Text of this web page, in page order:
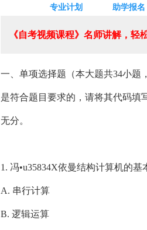
专业计划 助学报名
《自考视频课程》名师讲解，
一、单项选择题（本大题共34小题
是符合题目要求的，请将其代码填
无分。
1. 冯•u35834X依曼结构计算机
A. 串行计算
B. 逻辑运算